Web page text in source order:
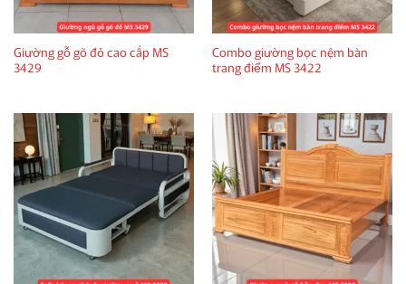
Giường gỗ gõ đỏ cao cấp MS
3429
Combo giường bọc nệm bàn
trang điểm MS 3422